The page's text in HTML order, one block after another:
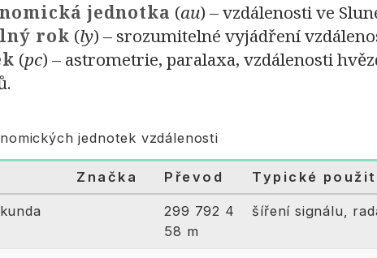
jednotka (au) – vzdálenosti ve
rok (ly) – srozumitelné vyjádření
(pc) – astrometrie, paralaxa, vzdálenosti
jednotek vzdálenosti
Značka Převod Typické
299 792 4
58 m
šíření signálu,